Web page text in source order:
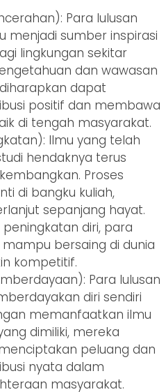
Para lulusan
menjadi sumber inspirasi
lingkungan sekitar
dan wawasan
dapat
positif dan membawa
di tengah masyarakat.
Ilmu yang telah
hendaknya terus
Proses
di bangku kuliah,
sepanjang hayat.
diri, para
bersaing di dunia
kompetitif.
Para lulusan
diri sendiri
memanfaatkan ilmu
dimiliki, mereka
peluang dan
nyata dalam
masyarakat.